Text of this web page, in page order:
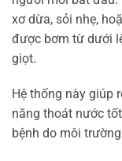
xơ dừa, sỏi nhẹ,
được bơm từ dưới
giọt.
Hệ thống này giúp
năng thoát nước
bệnh do môi